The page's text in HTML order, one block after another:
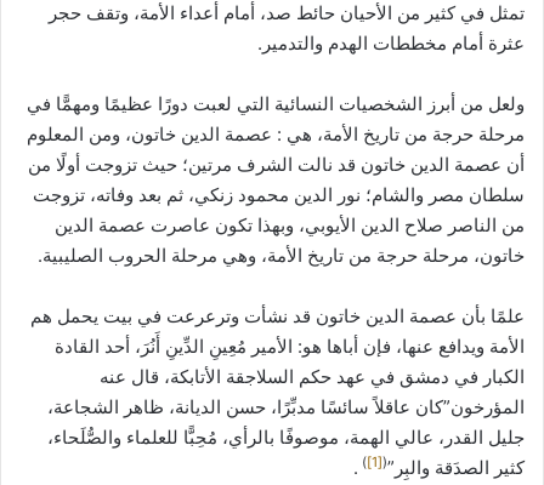
تمثل في كثير من الأحيان حائط صد، أمام أعداء الأمة، وتقف حجر
عثرة أمام مخططات الهدم والتدمير.
ولعل من أبرز الشخصيات النسائية التي لعبت دورًا عظيمًا ومهمًّا في
مرحلة حرجة من تاريخ الأمة، هي : عصمة الدين خاتون، ومن المعلوم
أن عصمة الدين خاتون قد نالت الشرف مرتين؛ حيث تزوجت أولًا من
سلطان مصر والشام؛ نور الدين محمود زنكي، ثم بعد وفاته، تزوجت
من الناصر صلاح الدين الأيوبي، وبهذا تكون عاصرت عصمة الدين
خاتون، مرحلة حرجة من تاريخ الأمة، وهي مرحلة الحروب الصليبية.
علمًا بأن عصمة الدين خاتون قد نشأت وترعرعت في بيت يحمل هم
الأمة ويدافع عنها، فإن أباها هو: الأمير مُعِينِ الدِّينِ أَنُرَ، أحد القادة
الكبار في دمشق في عهد حكم السلاجقة الأتابكة، قال عنه
المؤرخون”كان عاقلاً سائسًا مدبِّرًا، حسن الديانة، ظاهر الشجاعة،
جليل القدر، عالي الهمة، موصوفًا بالرأي، مُحِبًّا للعلماء والصُّلَحاء،
كثير الصدَقة والبِر”(
[1]
)
.